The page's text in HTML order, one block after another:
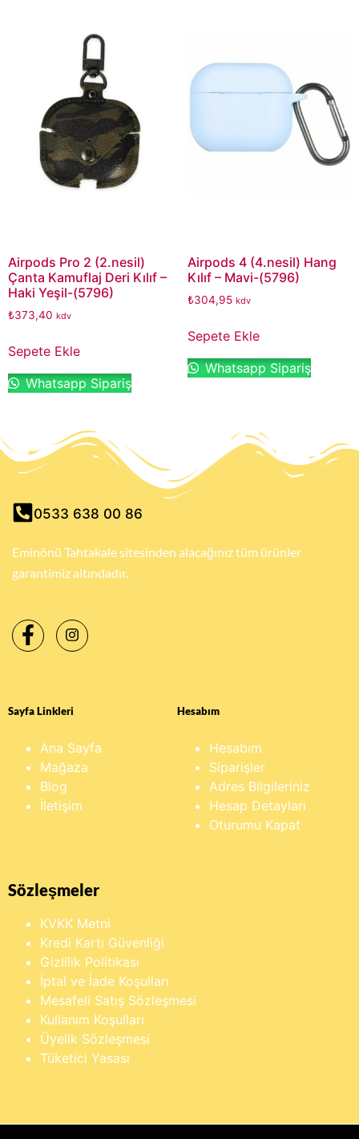
Airpods Pro 2 (2.nesil)
Çanta Kamuflaj Deri Kılıf –
Haki Yeşil-(5796)
₺373,40 kdv
Sepete Ekle
Whatsapp Sipariş
Airpods 4 (4.nesil) Hang
Kılıf – Mavi-(5796)
₺304,95 kdv
Sepete Ekle
Whatsapp Sipariş
0533 638 00 86
Eminönü Tahtakale sitesinden alacağınız tüm ürünler
garantimiz altındadır.
Sayfa Linkleri
Ana Sayfa
Mağaza
Blog
İletişim
Hesabım
Hesabım
Siparişler
Adres Bilgileriniz
Hesap Detayları
Oturumu Kapat
Sözleşmeler
KVKK Metni
Kredi Kartı Güvenliği
Gizlilik Politikası
İptal ve İade Koşulları
Mesafeli Satış Sözleşmesi
Kullanım Koşulları
Üyelik Sözleşmesi
Tüketici Yasası